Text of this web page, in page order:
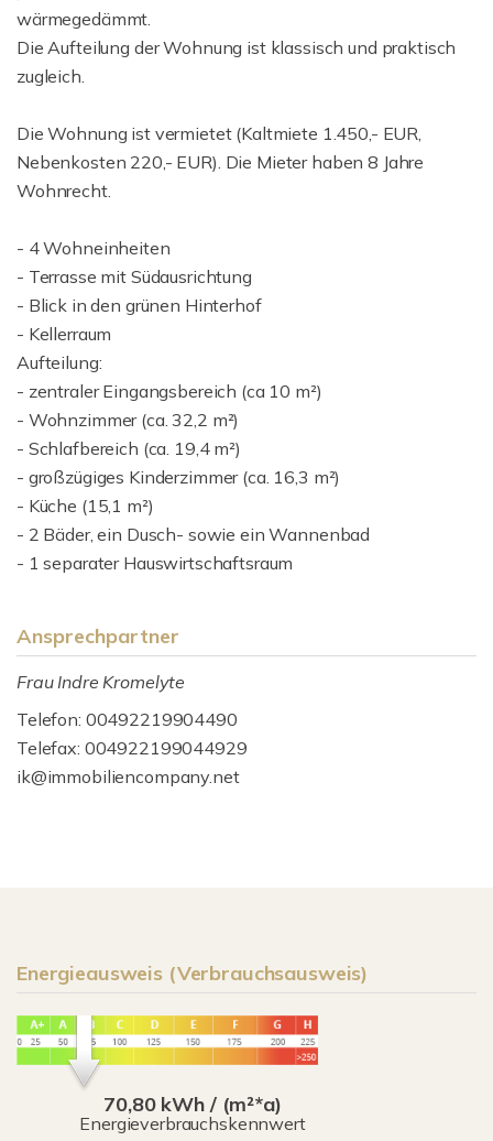
wärmegedämmt.
Die Aufteilung der Wohnung ist klassisch und praktisch
zugleich.
Die Wohnung ist vermietet (Kaltmiete 1.450,- EUR,
Nebenkosten 220,- EUR). Die Mieter haben 8 Jahre
Wohnrecht.
- 4 Wohneinheiten
- Terrasse mit Südausrichtung
- Blick in den grünen Hinterhof
- Kellerraum
Aufteilung:
- zentraler Eingangsbereich (ca 10 m²)
- Wohnzimmer (ca. 32,2 m²)
- Schlafbereich (ca. 19,4 m²)
- großzügiges Kinderzimmer (ca. 16,3 m²)
- Küche (15,1 m²)
- 2 Bäder, ein Dusch- sowie ein Wannenbad
- 1 separater Hauswirtschaftsraum
Ansprechpartner
Frau Indre Kromelyte
Telefon: 00492219904490
Telefax: 004922199044929
ik@immobiliencompany.net
Energieausweis (Verbrauchsausweis)
70,80 kWh / (m²*a)
Energieverbrauchskennwert